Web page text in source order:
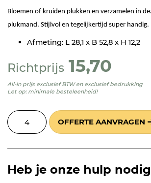
Bloemen of kruiden plukken en verzamelen in
plukmand. Stijlvol en tegelijkertijd super handig.
Afmeting: L 28,1 x B 52,8 x H 12,2
Richtprijs 15,70
All-in prijs exclusief BTW en exclusief bedrukking
Let op: minimale besteleenheid!
OFFERTE AANVRAGEN
Heb je onze hulp